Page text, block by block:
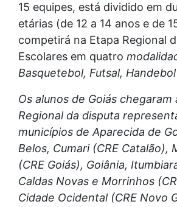
15 equipes, está dividido em
etárias (de 12 a 14 anos e de
competirá na Etapa Regional
Escolares em quatro
Basquetebol, Futsal,
Os alunos de Goiás chegaram
Regional da disputa
municípios de Aparecida de
Belos, Cumari (CRE Catalão),
(CRE Goiás), Goiânia,
Caldas Novas e Morrinhos
Cidade Ocidental (CRE Novo